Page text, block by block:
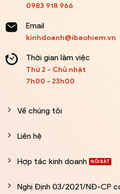
0983 918 966
Email
kinhdoanh@ibaohiem.vn
Thời gian làm việc
Thứ 2 - Chủ nhật
7h00 - 23h00
Về chúng tôi
Liên hệ
Hợp tác kinh doanh
Nghị Định 03/2021/NĐ-CP